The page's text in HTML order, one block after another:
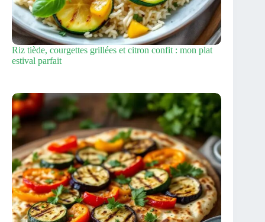
Riz tiède, courgettes grillées et citron confit : mon plat
estival parfait